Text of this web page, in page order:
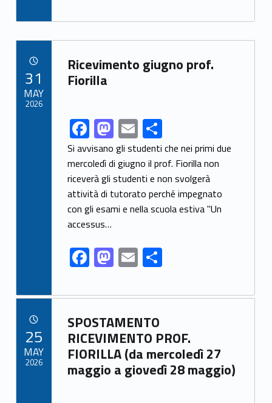
k
e
b
o
o
to
d
o
ai
l
ar
e
Link identifier archive #link-archive-88203
Ricevimento giugno prof.
Fiorilla
Link identifier share facebook archive #share-link-archive-70679F
ac
e
b
o
o
k
M
as
to
d
o
E
m
ai
l
S
h
ar
e
Si avvisano gli studenti che nei primi due
mercoledì di giugno il prof. Fiorilla non
riceverà gli studenti e non svolgerà
attività di tutorato perché impegnato
con gli esami e nella scuola estiva "Un
accessus…
F
ac
e
b
o
o
k
M
as
to
d
o
n
E
m
ai
l
S
ar
31
MAY
2026
Link identifier archive #link-archive-66900
SPOSTAMENTO
RICEVIMENTO PROF.
FIORILLA (da mercoledì 27
maggio a giovedì 28 maggio)
25
MAY
2026